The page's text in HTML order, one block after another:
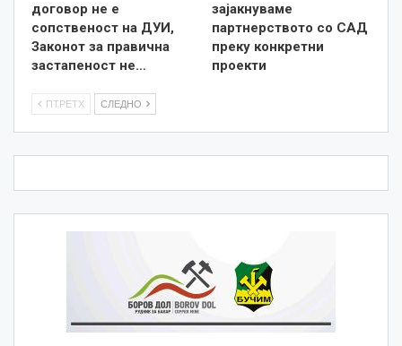
договор не е
сопственост на ДУИ,
Законот за правична
застапеност не…
зајакнуваме
партнерството со САД
преку конкретни
проекти
ПТРЕТХ СЛЕДНО